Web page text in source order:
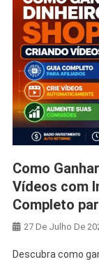
Como
Vídeos com
Completo
27 De Julho De
Descubra como